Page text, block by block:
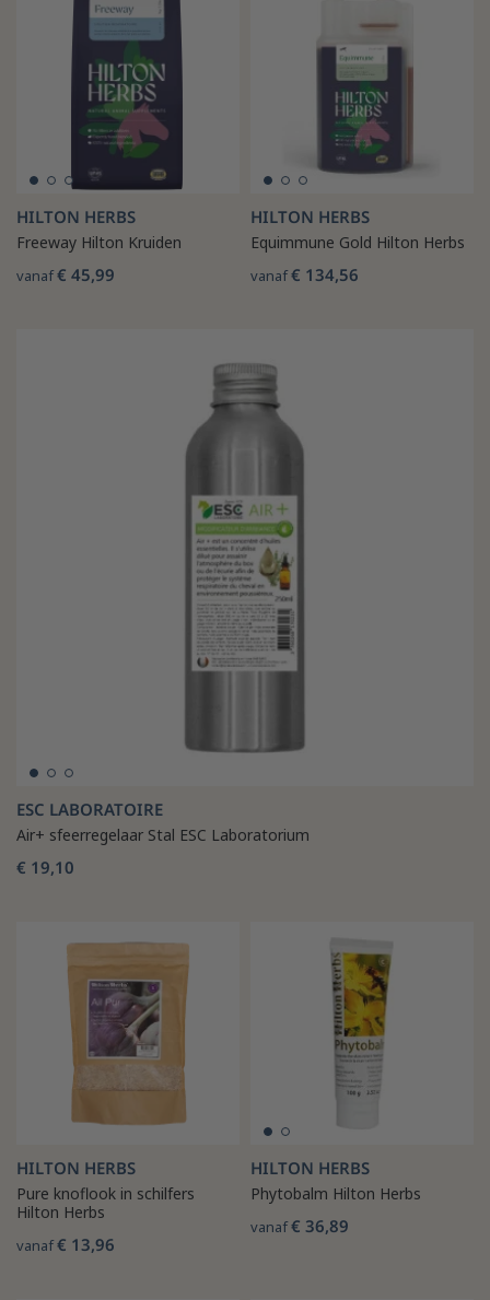
HILTON HERBS
Freeway Hilton Kruiden
vanaf€ 45,99
HILTON HERBS
Equimmune Gold Hilton Herbs
vanaf€ 134,56
ESC LABORATOIRE
Air+ sfeerregelaar Stal ESC Laboratorium
€ 19,10
HILTON HERBS
Pure knoflook in schilfers
Hilton Herbs
vanaf€ 13,96
HILTON HERBS
Phytobalm Hilton Herbs
vanaf€ 36,89